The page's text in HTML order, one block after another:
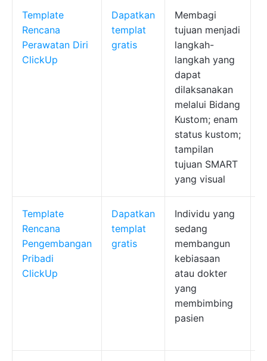
Template
Rencana
Perawatan Diri
ClickUp
Dapatkan
templat
gratis
Membagi
tujuan menjadi
langkah-
langkah yang
dapat
dilaksanakan
melalui Bidang
Kustom; enam
status kustom;
tampilan
tujuan SMART
yang visual
Template
Rencana
Pengembangan
Pribadi
ClickUp
Dapatkan
templat
gratis
Individu yang
sedang
membangun
kebiasaan
atau dokter
yang
membimbing
pasien